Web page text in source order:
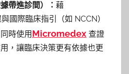
帶進診間）： 藉
國際臨床指引（如 NCCN）
時使用 Micromedex 查證
，讓臨床決策更有依據也更